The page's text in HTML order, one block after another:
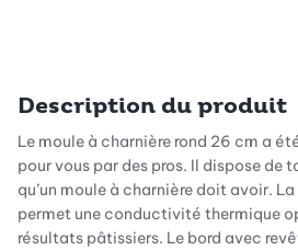
Description du produit
Le moule à charnière rond 26 cm a
pour vous par des pros. Il dispose de
qu’un moule à charnière doit avoir.
permet une conductivité thermique
résultats pâtissiers. Le bord avec